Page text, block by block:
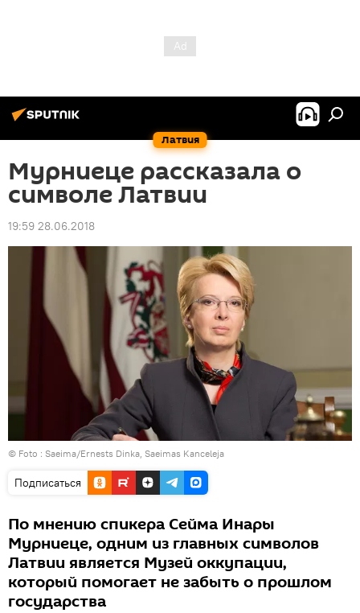
Латвия
Мурниеце рассказала о
символе Латвии
19:59 28.06.2018
© Foto : Saeima/Ernests Dinka, Saeimas Kanceleja
Подписаться
По мнению спикера Сейма Инары
Мурниеце, одним из главных символов
Латвии является Музей оккупации,
который помогает не забыть о прошлом
государства